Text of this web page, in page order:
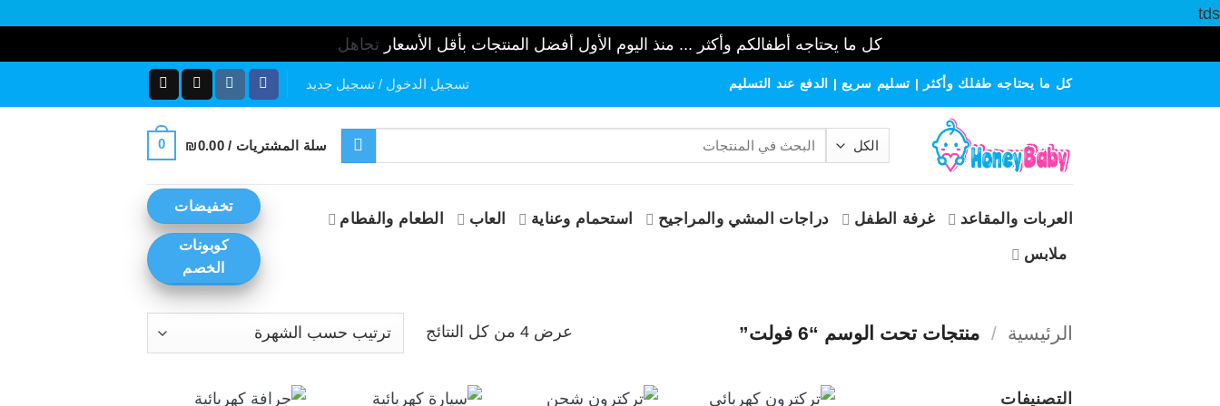
tds
كل ما يحتاجه أطفالكم وأكثر ... منذ اليوم الأول أفضل المنتجات بأقل الأسعار تجاهل
كل ما يحتاجه طفلك وأكثر | تسليم سريع | الدفع عند التسليم تسجيل الدخول / تسجيل جديد
البحث
سلة المشتريات / ₪0.00
0
العربات والمقاعد غرفة الطفل دراجات المشي والمراجيح استحمام وعناية العاب الطعام والفطام
ملابس
تخفيضات
كوبونات
الخصم
الرئيسية / منتجات تحت الوسم “6 فولت” عرض ⁦4⁩ من كل النتائج
الفرز
التصنيفات